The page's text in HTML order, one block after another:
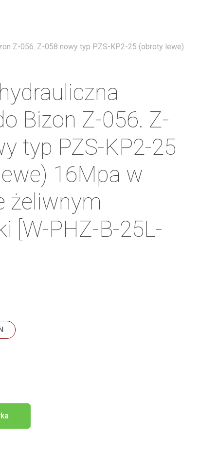
Z-056. Z-058 nowy typ PZS-KP2-25 (obroty lewe)
Bizon Z-056. Z-
typ PZS-KP2-25
16Mpa w
żeliwnym
[W-PHZ-B-25L-